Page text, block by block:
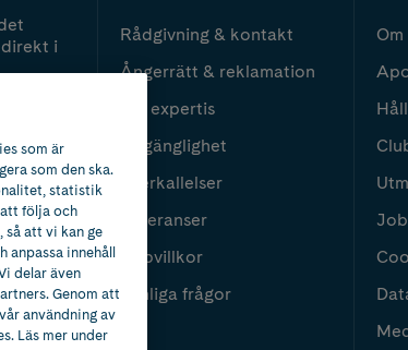
i
Rådgivning & kontakt
Ångerrätt & reklamation
Vår expertis
Tillgänglighet
Återkallelser
Leveranser
Köpvillkor
Vanliga frågor
Om
som är
som den ska.
statistik
följa och
så att vi kan ge
anpassa innehåll
delar även
Genom att
användning av
Läs mer under